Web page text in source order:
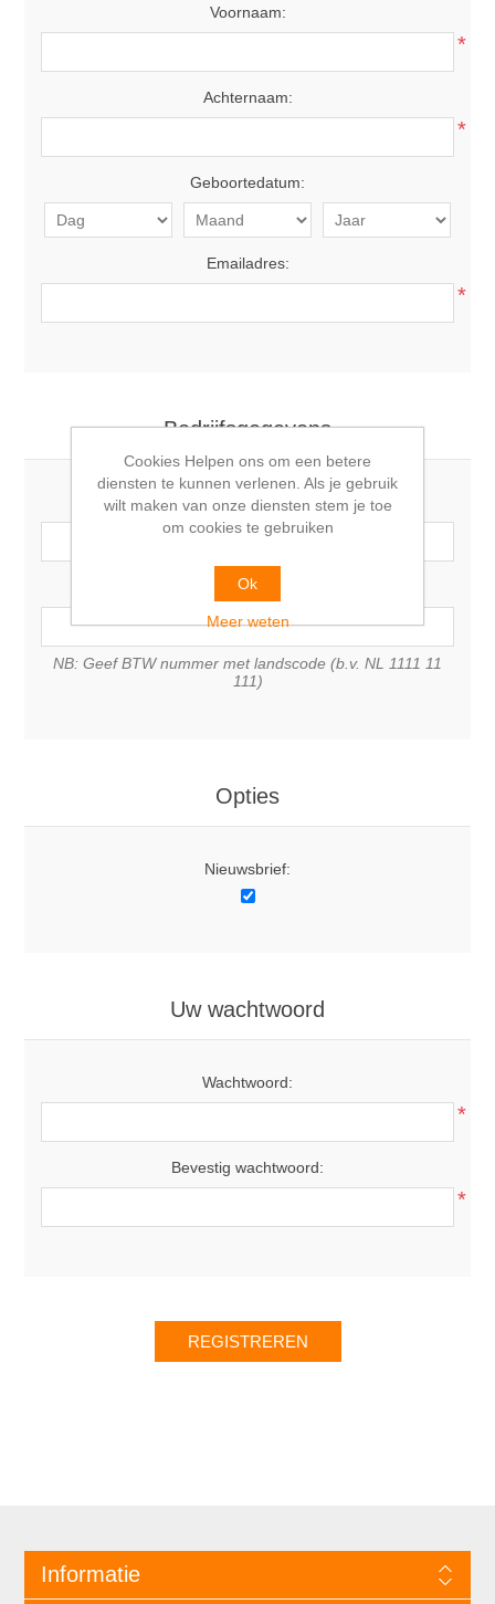
Voornaam:
*
Achternaam:
*
Geboortedatum:
Emailadres:
*
Bedrijfsgegevens
Bedrijfsnaam:
BTW nummer:
NB: Geef BTW nummer met landscode (b.v. NL 1111 11
111)
Opties
Nieuwsbrief:
Uw wachtwoord
Wachtwoord:
*
Bevestig wachtwoord:
*
Informatie
Cookies Helpen ons om een betere
diensten te kunnen verlenen. Als je gebruik
wilt maken van onze diensten stem je toe
om cookies te gebruiken
Ok
Meer weten